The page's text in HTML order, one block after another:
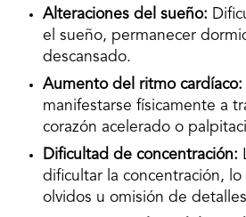
Alteraciones del sueño:
el sueño, permanecer
descansado.
Aumento del ritmo cardíaco:
manifestarse físicamente a
corazón acelerado o
Dificultad de concentración:
dificultar la concentración, lo
olvidos u omisión de